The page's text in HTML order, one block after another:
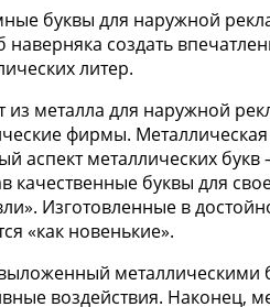
буквы для наружной
наверняка создать
литер.
металла для наружной
фирмы. Металлическая
аспект металлических
качественные буквы для
Изготовленные в
«как новенькие».
выложенный
воздействия. Наконец,